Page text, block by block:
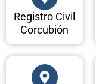
Registro Civil
Corcubión